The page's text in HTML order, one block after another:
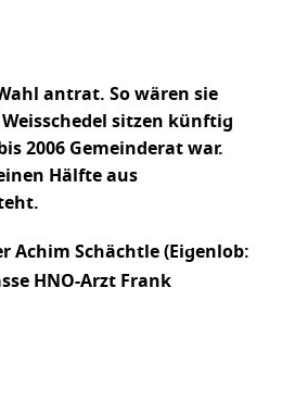
antrat. So wären sie
sitzen künftig
2006 Gemeinderat war.
Hälfte aus
Achim Schächtle (Eigenlob:
HNO-Arzt Frank